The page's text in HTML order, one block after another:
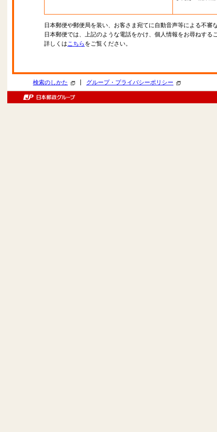
日本郵便や郵便局を装い、お客さま宛てに自動音声等による不審
日本郵便では、上記のような電話をかけ、個人情報をお尋ねする
詳しくはこちら をご覧ください。
検索のしかた グループ・プライバシーポリシー